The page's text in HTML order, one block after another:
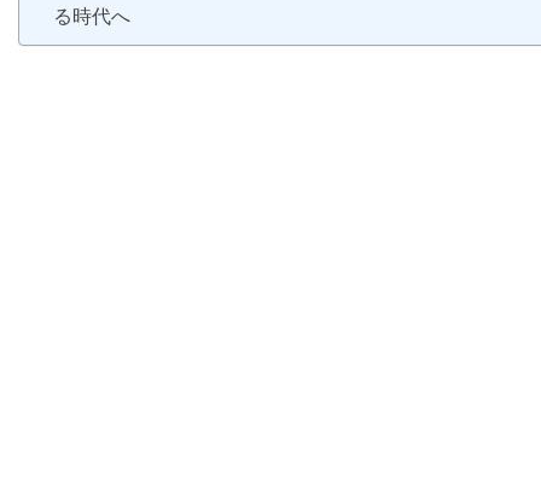
る時代へ